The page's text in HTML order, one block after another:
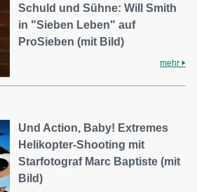
Schuld und Sühne: Will Smith
in "Sieben Leben" auf
ProSieben (mit Bild)
mehr
Und Action, Baby! Extremes
Helikopter-Shooting mit
Starfotograf Marc Baptiste (mit
Bild)